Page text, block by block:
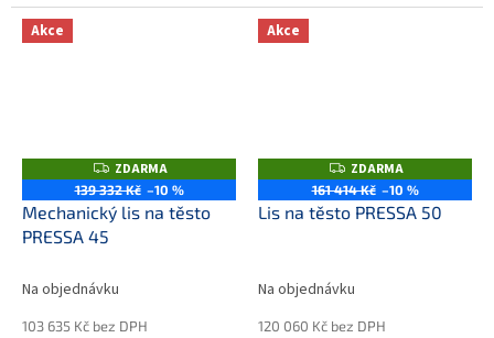
35gr do 100gr (zvolená celková
vsádka těsta děleno 36ks...
zrychluje přípravu velkého
množství pizza těsta. Je tak...
Akce
Z
D
A
R
ZDARMA
139 332 Kč –10 %
Mechanický lis na těsto
PRESSA 45
Na objednávku
103 635 Kč bez DPH
Akce
Z
D
A
R
ZDARMA
161 414 Kč –10 %
Lis na těsto PRESSA 50
Na objednávku
120 060 Kč bez DPH